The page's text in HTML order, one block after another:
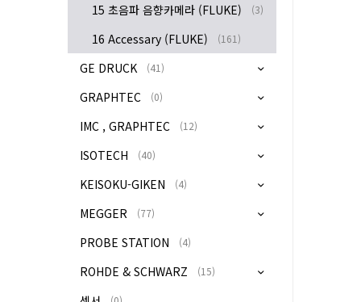
15 초음파 음향카메라 (FLUKE) (3)
16 Accessary (FLUKE) (161)
GE DRUCK (41)
GRAPHTEC (0)
IMC , GRAPHTEC (12)
ISOTECH (40)
KEISOKU-GIKEN (4)
MEGGER (77)
PROBE STATION (4)
ROHDE & SCHWARZ (15)